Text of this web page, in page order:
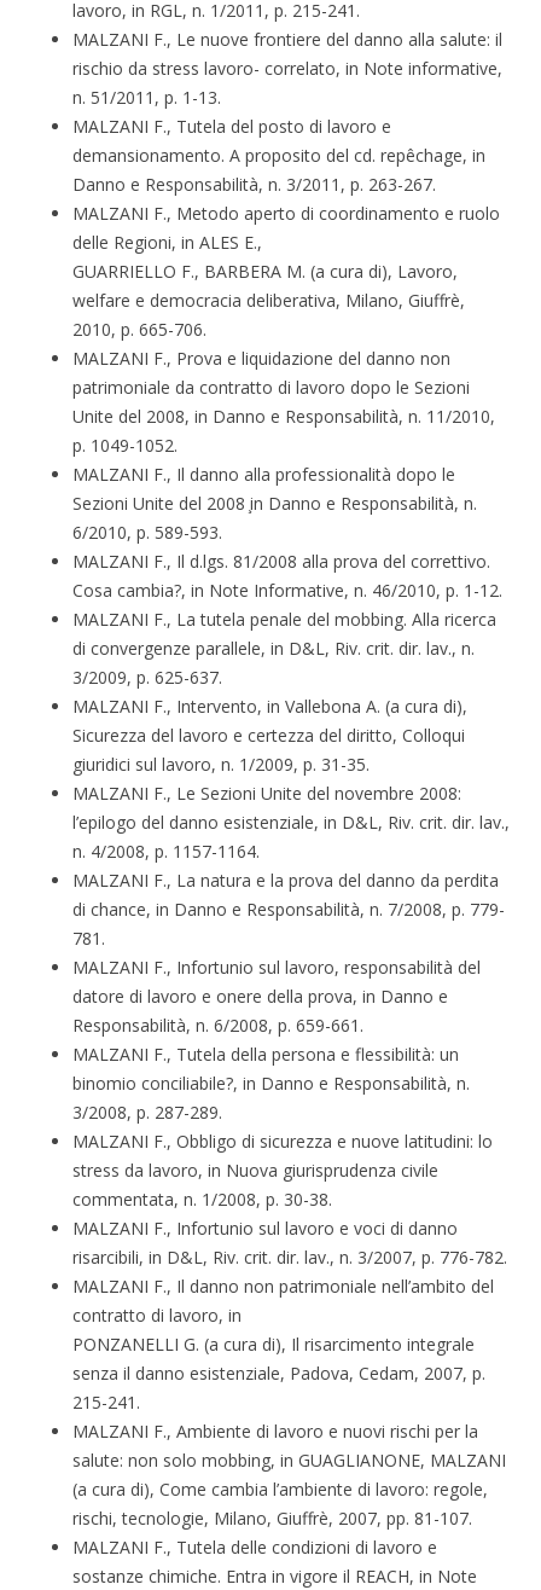
lavoro, in RGL, n. 1/2011, p. 215-241.
MALZANI F., Le nuove frontiere del danno alla salute: il
rischio da stress lavoro- correlato, in Note informative,
n. 51/2011, p. 1-13.
MALZANI F., Tutela del posto di lavoro e
demansionamento. A proposito del cd. repêchage, in
Danno e Responsabilità, n. 3/2011, p. 263-267.
MALZANI F., Metodo aperto di coordinamento e ruolo
delle Regioni, in ALES E.,
GUARRIELLO F., BARBERA M. (a cura di), Lavoro,
welfare e democracia deliberativa, Milano, Giuffrè,
2010, p. 665-706.
MALZANI F., Prova e liquidazione del danno non
patrimoniale da contratto di lavoro dopo le Sezioni
Unite del 2008, in Danno e Responsabilità, n. 11/2010,
p. 1049-1052.
MALZANI F., Il danno alla professionalità dopo le
Sezioni Unite del 2008 ̧in Danno e Responsabilità, n.
6/2010, p. 589-593.
MALZANI F., Il d.lgs. 81/2008 alla prova del correttivo.
Cosa cambia?, in Note Informative, n. 46/2010, p. 1-12.
MALZANI F., La tutela penale del mobbing. Alla ricerca
di convergenze parallele, in D&L, Riv. crit. dir. lav., n.
3/2009, p. 625-637.
MALZANI F., Intervento, in Vallebona A. (a cura di),
Sicurezza del lavoro e certezza del diritto, Colloqui
giuridici sul lavoro, n. 1/2009, p. 31-35.
MALZANI F., Le Sezioni Unite del novembre 2008:
l’epilogo del danno esistenziale, in D&L, Riv. crit. dir. lav.,
n. 4/2008, p. 1157-1164.
MALZANI F., La natura e la prova del danno da perdita
di chance, in Danno e Responsabilità, n. 7/2008, p. 779-
781.
MALZANI F., Infortunio sul lavoro, responsabilità del
datore di lavoro e onere della prova, in Danno e
Responsabilità, n. 6/2008, p. 659-661.
MALZANI F., Tutela della persona e flessibilità: un
binomio conciliabile?, in Danno e Responsabilità, n.
3/2008, p. 287-289.
MALZANI F., Obbligo di sicurezza e nuove latitudini: lo
stress da lavoro, in Nuova giurisprudenza civile
commentata, n. 1/2008, p. 30-38.
MALZANI F., Infortunio sul lavoro e voci di danno
risarcibili, in D&L, Riv. crit. dir. lav., n. 3/2007, p. 776-782.
MALZANI F., Il danno non patrimoniale nell’ambito del
contratto di lavoro, in
PONZANELLI G. (a cura di), Il risarcimento integrale
senza il danno esistenziale, Padova, Cedam, 2007, p.
215-241.
MALZANI F., Ambiente di lavoro e nuovi rischi per la
salute: non solo mobbing, in GUAGLIANONE, MALZANI
(a cura di), Come cambia l’ambiente di lavoro: regole,
rischi, tecnologie, Milano, Giuffrè, 2007, pp. 81-107.
MALZANI F., Tutela delle condizioni di lavoro e
sostanze chimiche. Entra in vigore il REACH, in Note